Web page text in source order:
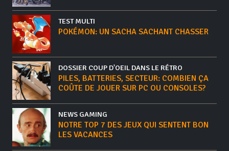
TEST MULTI
POKÉMON: UN SACHA SACHANT CHASSER
DOSSIER COUP D'OEIL DANS LE RÉTRO
PILES, BATTERIES, SECTEUR: COMBIEN ÇA
COÛTE DE JOUER SUR PC OU CONSOLES?
NEWS GAMING
NOTRE TOP 7 DES JEUX QUI SENTENT BON
LES VACANCES